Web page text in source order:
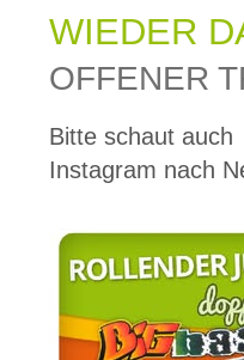
WIEDER
OFFENER
Bitte schaut auch
Instagram nach